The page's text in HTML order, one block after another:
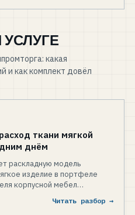
какая
и как комплект довёл
ткани мягкой
днём
раскладную модель
изделие в портфеле
корпусной мебел…
Читать разбор →